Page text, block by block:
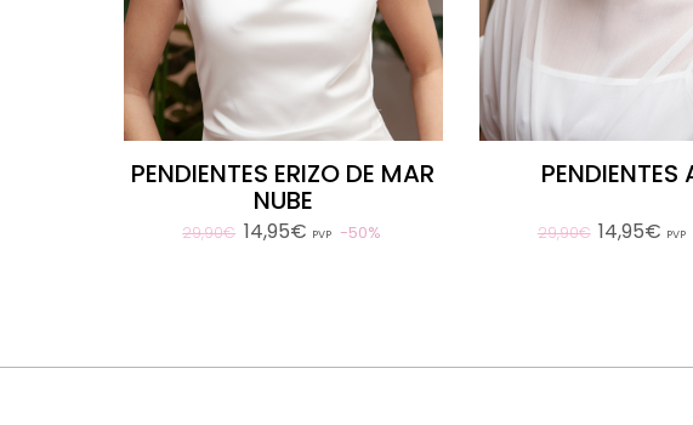
PENDIENTES ERIZO DE MAR
NUBE
29,90€ 14,95€ PVP 50%
PENDIENTES
29,90€ 14,95€ PVP